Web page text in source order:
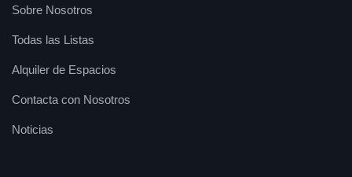
Sobre Nosotros
Todas las Listas
Alquiler de Espacios
Contacta con Nosotros
Noticias